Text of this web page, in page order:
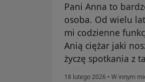
Pani Anna to
osoba. Od wielu
mi codzienne
Anią ciężar jaki
życzę spotkania z
18 lutego 2026 • W innym